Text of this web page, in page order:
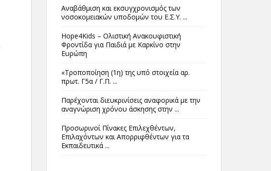
Αναβάθμιση και εκσυγχρονισμός των
νοσοκομειακών υποδομών του Ε.Σ.Υ. ...
Hope4Kids – Ολιστική Ανακουφιστική
Φροντίδα για Παιδιά με Καρκίνο στην
Ευρώπη
«Τροποποίηση (1η) της υπό στοιχεία αρ.
πρωτ. Γ5α / Γ.Π. ...
Παρέχονται διευκρινίσεις αναφορικά με την
αναγνώριση χρόνου άσκησης στην ...
Προσωρινοί Πίνακες Επιλεχθέντων,
Επιλαχόντων και Απορριφθέντων για τα
Εκπαιδευτικά ...